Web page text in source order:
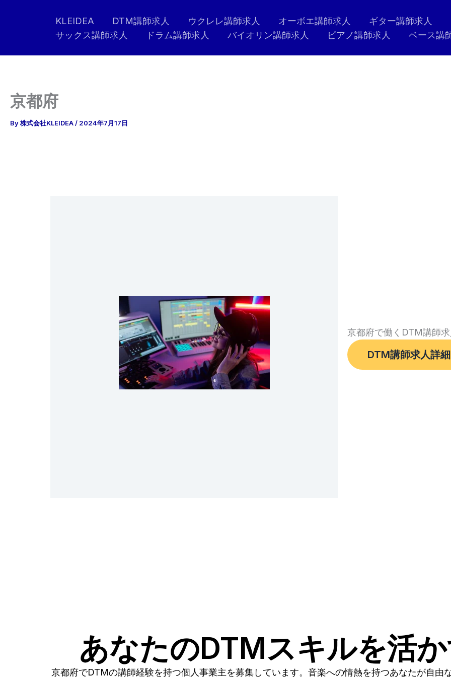
KLEIDEA DTM講師求人 ウクレレ講師求人 オーボエ講師求人 ギター講師求人
サックス講師求人
ドラム講師求人 バイオリン講師求人 ピアノ講師求人 ベース講
京都府
By株式会社KLEIDEA/ 2024年7月17日
京都府で働くDTM講師
DTM講師求人詳細
あなたのDTMスキルを活
京都府でDTMの講師経験を持つ個人事業主を募集しています。音楽への情熱を持つあなたが自由